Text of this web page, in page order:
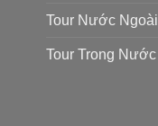
Tour Nước Ngoài
Tour Trong Nước